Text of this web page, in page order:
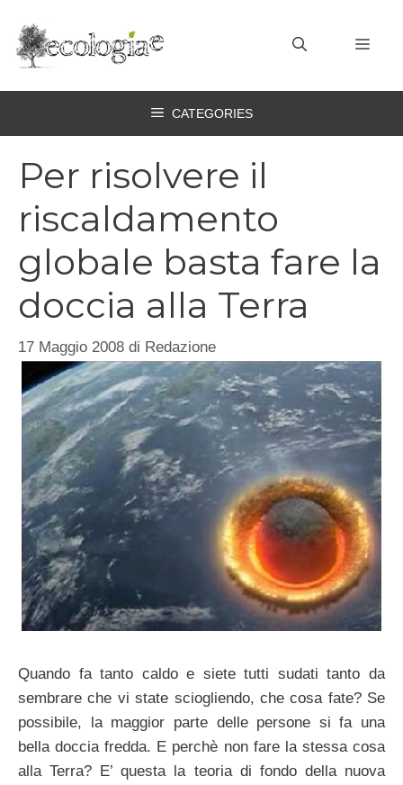
contenuto
CATEGORIES
Per risolvere il
riscaldamento
globale basta fare la
doccia alla Terra
17 Maggio 2008 di Redazione
Quando fa tanto caldo e siete tutti sudati tanto da
sembrare che vi state sciogliendo, che cosa fate? Se
possibile, la maggior parte delle persone si fa una
bella doccia fredda. E perchè non fare la stessa cosa
alla Terra? E’ questa la teoria di fondo della nuova